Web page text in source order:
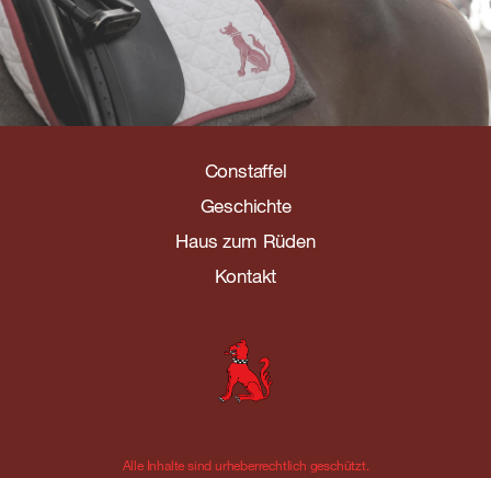
Constaffel
Geschichte
Haus zum Rüden
Kontakt
Alle Inhalte sind urheberrechtlich geschützt.